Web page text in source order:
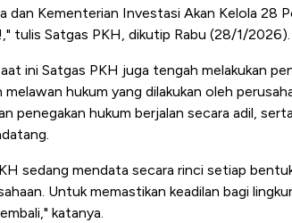
dan Kementerian Investasi Akan Kelola 28
tulis Satgas PKH, dikutip Rabu (28/1/2026).
ini Satgas PKH juga tengah melakukan
hukum yang dilakukan oleh
penegakan hukum berjalan secara adil,
sedang mendata secara rinci setiap
Untuk memastikan keadilan bagi
katanya.